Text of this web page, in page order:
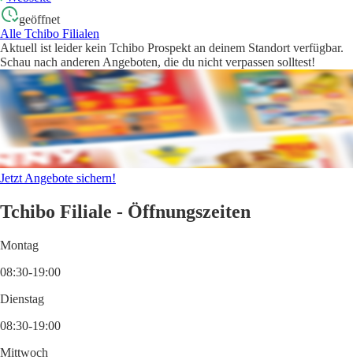
geöffnet
Alle Tchibo Filialen
Aktuell ist leider kein Tchibo Prospekt an deinem Standort verfügbar.
Schau nach anderen Angeboten, die du nicht verpassen solltest!
Jetzt Angebote sichern!
Tchibo Filiale - Öffnungszeiten
Montag
08:30-19:00
Dienstag
08:30-19:00
Mittwoch